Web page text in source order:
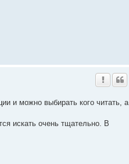
и можно выбирать кого читать, а
искать очень тщательно. В